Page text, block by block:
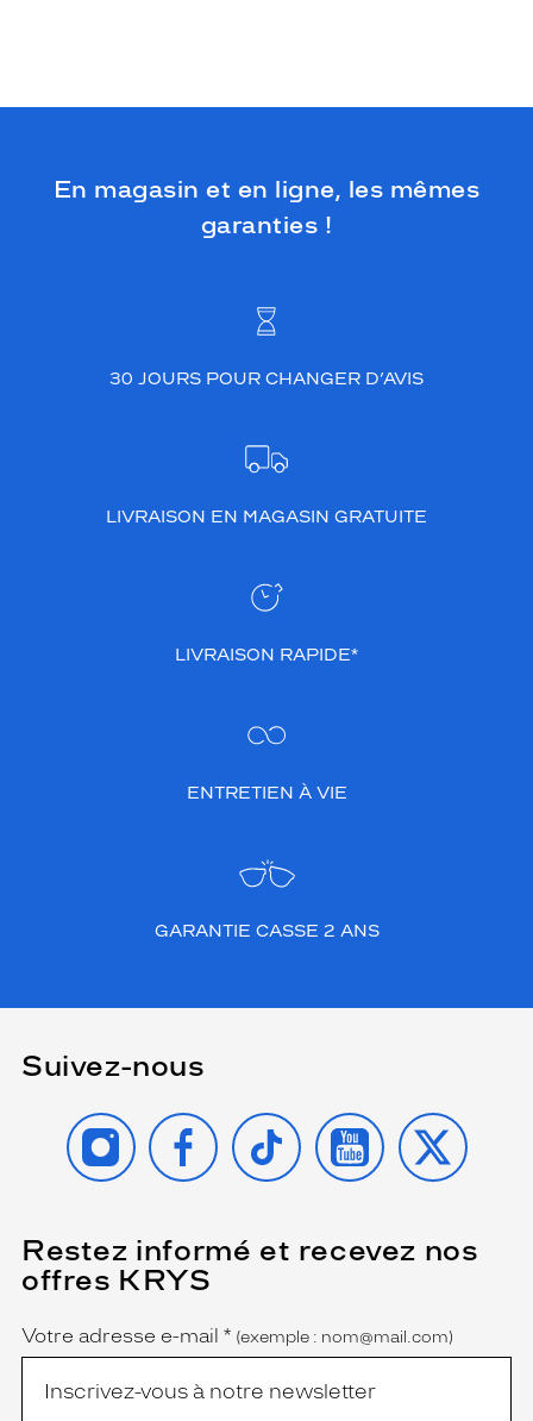
En magasin et en ligne, les mêmes
garanties !
30 JOURS POUR CHANGER D’AVIS
LIVRAISON EN MAGASIN GRATUITE
LIVRAISON RAPIDE*
ENTRETIEN À VIE
GARANTIE CASSE 2 ANS
Suivez-nous
INSTAGRAMFACEBOOK
TIKTOK YOUTUBE
X
Restez informé et recevez nos
offres KRYS
Name
Votre adresse e-mail *
(Ce
champ
est
obligatoire)
(exemple : nom@mail.com)